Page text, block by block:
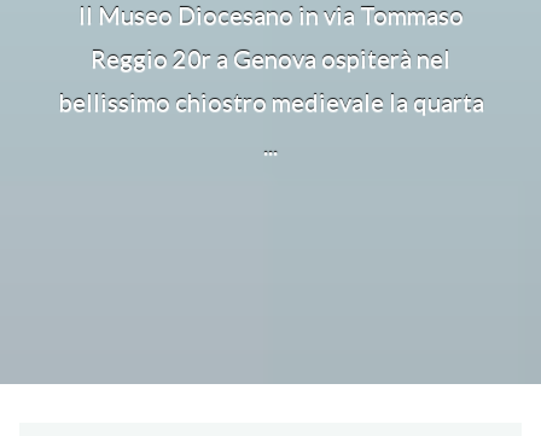
Il Museo Diocesano in via Tommaso
Reggio 20r a Genova ospiterà nel
bellissimo chiostro medievale la quarta
...